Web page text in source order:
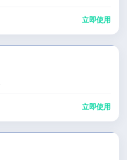
立即使用
立即使用